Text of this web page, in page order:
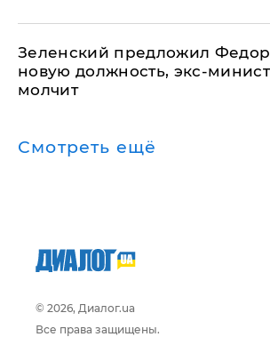
Зеленский предложил
новую должность, экс-
молчит
Смотреть ещё
© 2026, Диалог.ua
Все права защищены.